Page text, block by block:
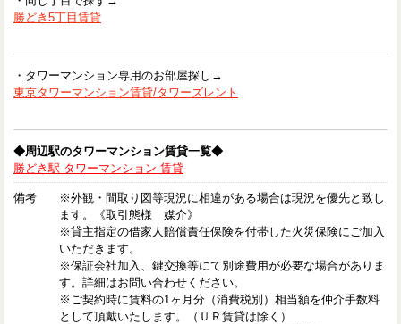
勝どき5丁目賃貸
・タワーマンション専用のお部屋探し→
東京タワーマンション賃貸/タワーズレント
◆周辺駅のタワーマンション賃貸一覧◆
勝どき駅 タワーマンション 賃貸
備考
※外観・間取り図等現況に相違がある場合は現況を優先と致し
ます。《取引態様 媒介》
※貸主指定の借家人賠償責任保険を付帯した火災保険にご加入
いただきます。
※保証会社加入、鍵交換等にて別途費用が必要な場合がありま
す。詳細はお問い合わせください。
※ご契約時に賃料の1ヶ月分（消費税別）相当額を仲介手数料
として頂戴いたします。（ＵＲ賃貸は除く）